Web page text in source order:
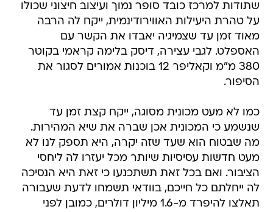
שתודות למרכז כובד סופר נמוך ועיצוב חיצוני שכולו
על טהרת היעילות האווירודינמית, ייקח לה הרבה
מאוד זמן עד שצמיגיה יאבדו את הקשר עם
האספלט. לגבי עצירה, דיסק בלימה קראמי בקוטר
380 מ"מ וקאליפר 12 בוכנות אמורים לסגור את
הסיפור.
כמו לא מעט מכונית מסוגה, ייקח קצת זמן עד
שנשמע כי המכונית אכן שברה את שיא המהירות.
מה שבטוח הוא שעד שזה יקרה, היא תספק לנו לא
מעט חדשות עסיסיות שיותר מכל יעזרו לה ליחסי
הציבור. ואם בכל זאת תשתכנעו כי זאת היא הנסיכה
לה ייחלתם כל חייכם, בוודאי תשמחו לדעת שעבורה
תאלצו להיפרד מ-1.6 מיליון דולרים, כמובן לפני